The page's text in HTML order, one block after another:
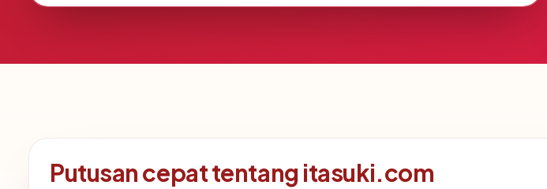
Putusan cepat tentang itasuki.com